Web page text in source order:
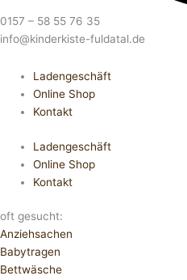
0157 – 58 55 76 35
info@kinderkiste-fuldatal.de
Ladengeschäft
Online Shop
Kontakt
Ladengeschäft
Online Shop
Kontakt
oft gesucht:
Anziehsachen
Babytragen
Bettwäsche